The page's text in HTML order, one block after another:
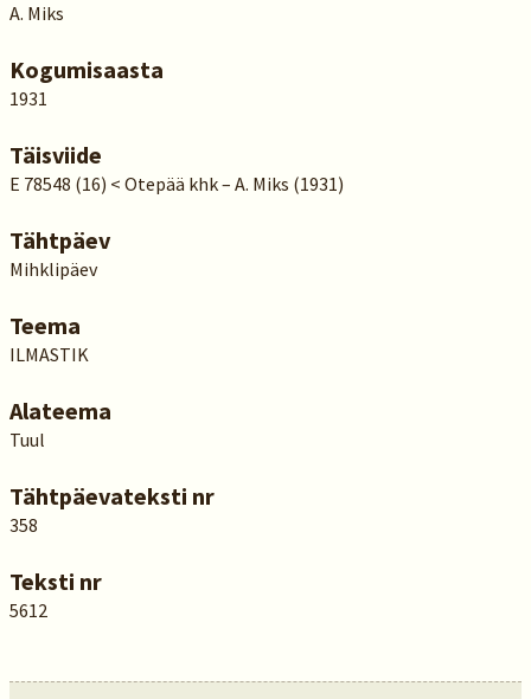
A. Miks
Kogumisaasta
1931
Täisviide
E 78548 (16) < Otepää khk – A. Miks (1931)
Tähtpäev
Mihklipäev
Teema
ILMASTIK
Alateema
Tuul
Tähtpäevateksti nr
358
Teksti nr
5612